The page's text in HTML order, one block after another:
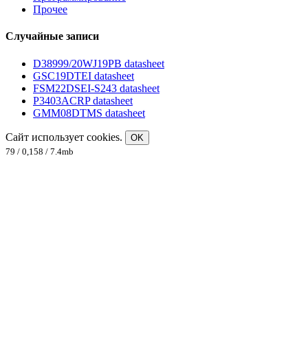
Прочее
Случайные записи
D38999/20WJ19PB datasheet
GSC19DTEI datasheet
FSM22DSEI-S243 datasheet
P3403ACRP datasheet
GMM08DTMS datasheet
Сайт использует cookies.
OK
79 / 0,158 / 7.4mb